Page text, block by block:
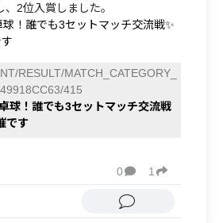
2位入賞しました。
球！誰でも3セットマッチ交流戦✨
RESULT/MATCH_CATEGORY_
415
球！誰でも3セットマッチ交流戦
です
0 1 